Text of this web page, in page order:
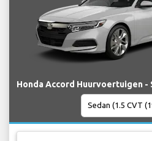
Honda Accord Huurvoertuigen